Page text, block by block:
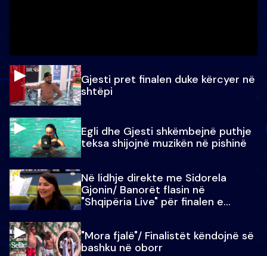
Gjesti pret finalen duke kërcyer në
shtëpi
Egli dhe Gjesti shkëmbejnë puthje
teksa shijojnë muzikën në pishinë
Në lidhje direkte me Sidorela
Gjonin/ Banorët flasin në
"Shqipëria Live" për finalen e
"Mora fjalë"/ Finalistët këndojnë së
bashku në oborr